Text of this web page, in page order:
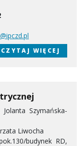
WIĘCEJ
Szymańska-
Liwocha
budynek RD,